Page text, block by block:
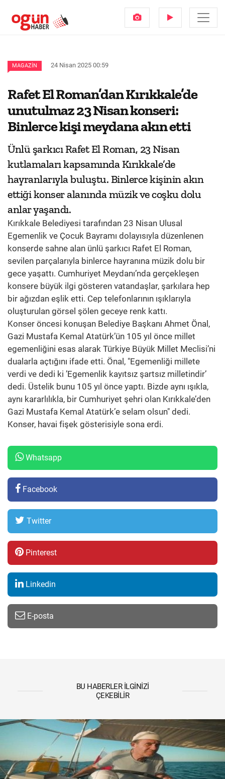
MAGAZIN 24 Nisan 2025 00:59
Rafet El Roman’dan Kırıkkale’de
unutulmaz 23 Nisan konseri:
Binlerce kişi meydana akın etti
Ünlü şarkıcı Rafet El Roman, 23 Nisan
kutlamaları kapsamında Kırıkkale’de
hayranlarıyla buluştu. Binlerce kişinin akın
ettiği konser alanında müzik ve coşku dolu
anlar yaşandı.
Kırıkkale Belediyesi tarafından 23 Nisan Ulusal
Egemenlik ve Çocuk Bayramı dolayısıyla düzenlenen
konserde sahne alan ünlü şarkıcı Rafet El Roman,
sevilen parçalarıyla binlerce hayranına müzik dolu bir
gece yaşattı. Cumhuriyet Meydanı’nda gerçekleşen
konsere büyük ilgi gösteren vatandaşlar, şarkılara hep
bir ağızdan eşlik etti. Cep telefonlarının ışıklarıyla
oluşturulan görsel şölen geceye renk kattı.
Konser öncesi konuşan Belediye Başkanı Ahmet Önal,
Gazi Mustafa Kemal Atatürk’ün 105 yıl önce millet
egemenliğini esas alarak Türkiye Büyük Millet Meclisi’ni
dualarla açtığını ifade etti. Önal, "Egemenliği millete
verdi ve dedi ki ’Egemenlik kayıtsız şartsız milletindir’
dedi. Üstelik bunu 105 yıl önce yaptı. Bizde aynı ışıkla,
aynı kararlılıkla, bir Cumhuriyet şehri olan Kırıkkale’den
Gazi Mustafa Kemal Atatürk’e selam olsun" dedi.
Konser, havai fişek gösterisiyle sona erdi.
Whatsapp
Facebook
Twitter
Pinterest
Linkedin
E-posta
BU HABERLER İLGINIZI
ÇEKEBILIR